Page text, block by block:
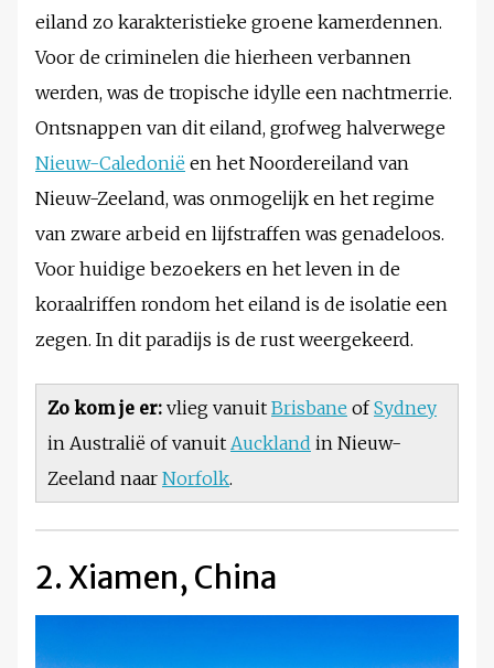
eiland zo karakteristieke groene kamerdennen.
Voor de criminelen die hierheen verbannen
werden, was de tropische idylle een nachtmerrie.
Ontsnappen van dit eiland, grofweg halverwege
Nieuw-Caledonië en het Noordereiland van
Nieuw-Zeeland, was onmogelijk en het regime
van zware arbeid en lijfstraffen was genadeloos.
Voor huidige bezoekers en het leven in de
koraalriffen rondom het eiland is de isolatie een
zegen. In dit paradijs is de rust weergekeerd.
Zo kom je er: vlieg vanuit Brisbane ofSydney
in Australië of vanuit Auckland in Nieuw-
Zeeland naar Norfolk.
2. Xiamen, China